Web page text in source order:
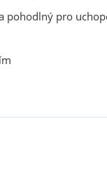
pro